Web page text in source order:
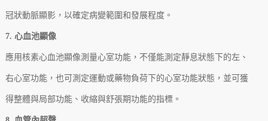
冠狀動脈顯影，以確定病變範圍和發展程度。
7. 心血池顯像
應用核素心血池顯像測量心室功能，不僅能測定靜息狀態下的左、
右心室功能，也可測定運動或藥物負荷下的心室功能狀態，並可獲
得整體與局部功能、收縮與舒張期功能的指標。